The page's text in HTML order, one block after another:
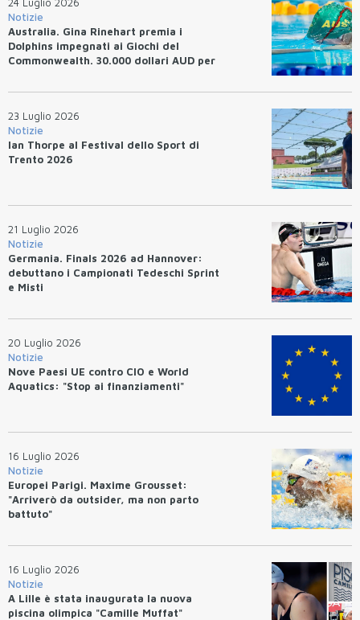
Notizie
Australia. Gina Rinehart premia i
Dolphins impegnati ai Giochi del
Commonwealth. 30.000 dollari AUD per
23 Luglio 2026
Notizie
Ian Thorpe al Festival dello Sport di
Trento 2026
21 Luglio 2026
Notizie
Germania. Finals 2026 ad Hannover:
debuttano i Campionati Tedeschi Sprint
e Misti
20 Luglio 2026
Notizie
Nove Paesi UE contro CIO e World
Aquatics: "Stop ai finanziamenti"
16 Luglio 2026
Notizie
Europei Parigi. Maxime Grousset:
"Arriverò da outsider, ma non parto
battuto"
16 Luglio 2026
Notizie
A Lille è stata inaugurata la nuova
piscina olimpica "Camille Muffat"